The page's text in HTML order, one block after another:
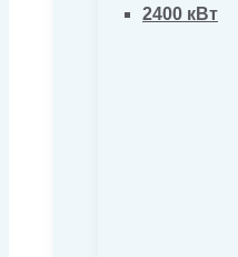
2400 кВт